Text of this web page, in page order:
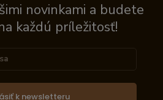
novinkami a budete
každú príležitosť!
k newsletteru